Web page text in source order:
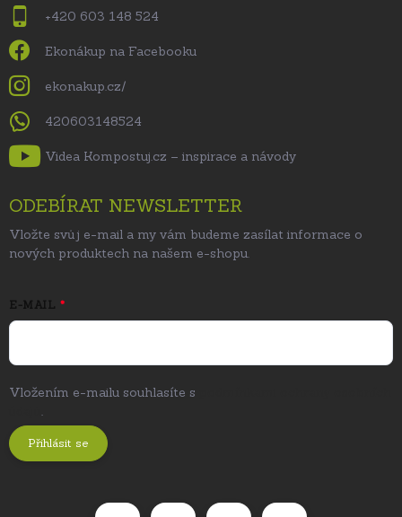
+420 603 148 524
Ekonákup na Facebooku
ekonakup.cz/
420603148524
Videa Kompostuj.cz – inspirace a návody
ODEBÍRAT NEWSLETTER
Vložte svůj e-mail a my vám budeme zasílat informace o
nových produktech na našem e-shopu.
E-MAIL
Vložením e-mailu souhlasíte s
.
Přihlásit se